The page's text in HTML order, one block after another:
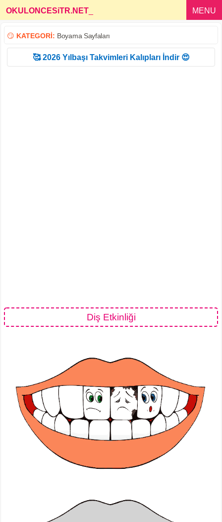
OKULONCESiTR.NET MENU
😏 KATEGORİ: Boyama Sayfaları
🥰 2026 Yılbaşı Takvimleri Kalıpları İndir 😍
Diş Etkinliği